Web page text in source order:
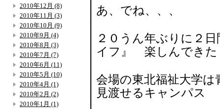
あ、でね、、、
２０うん年ぶりに２
イフ』 楽しんできた
会場の東北福祉大学
見渡せるキャンパス
2010年12月 (8)
2010年11月 (3)
2010年10月 (9)
2010年9月 (4)
2010年8月 (3)
2010年7月 (7)
2010年6月 (11)
2010年5月 (10)
2010年4月 (1)
2010年2月 (2)
2010年1月 (1)